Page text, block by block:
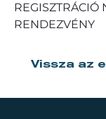
REGISZTRÁCIÓ
RENDEZVÉNY
Vissza az